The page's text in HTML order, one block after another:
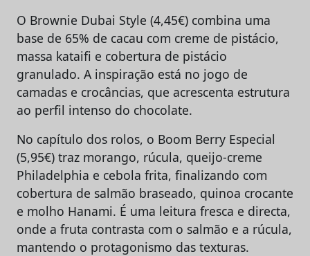
O Brownie Dubai Style (4,45€) combina uma
base de 65% de cacau com creme de pistácio,
massa kataifi e cobertura de pistácio
granulado. A inspiração está no jogo de
camadas e crocâncias, que acrescenta estrutura
ao perfil intenso do chocolate.
No capítulo dos rolos, o Boom Berry Especial
(5,95€) traz morango, rúcula, queijo-creme
Philadelphia e cebola frita, finalizando com
cobertura de salmão braseado, quinoa crocante
e molho Hanami. É uma leitura fresca e directa,
onde a fruta contrasta com o salmão e a rúcula,
mantendo o protagonismo das texturas.